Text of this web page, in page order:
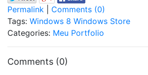
Permalink
Comments (0)
Tags: Windows 8 Windows Store
Categories: Meu Portfolio
Comments (0)